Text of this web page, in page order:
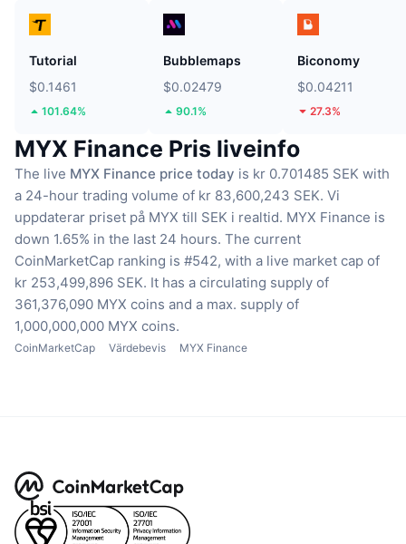
Tutorial
$0.1461
101.64%
Bubblemaps
$0.02479
90.1%
Biconomy
$0.04211
27.3%
MYX Finance Pris liveinfo
The live MYX Finance price today is kr 0.701485 SEK with
a 24-hour trading volume of kr 83,600,243 SEK. Vi
uppdaterar priset på MYX till SEK i realtid. MYX Finance is
down 1.65% in the last 24 hours. The current
CoinMarketCap ranking is #542, with a live market cap of
kr 253,499,896 SEK. It has a circulating supply of
361,376,090 MYX coins and a max. supply of
1,000,000,000 MYX coins.
CoinMarketCap Värdebevis MYX Finance